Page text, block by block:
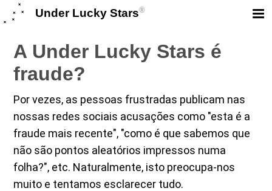
Under Lucky Stars®
A Under Lucky Stars é
fraude?
Por vezes, as pessoas frustradas publicam nas
nossas redes sociais acusações como "esta é a
fraude mais recente", "como é que sabemos que
não são pontos aleatórios impressos numa
folha?", etc. Naturalmente, isto preocupa-nos
muito e tentamos esclarecer tudo.